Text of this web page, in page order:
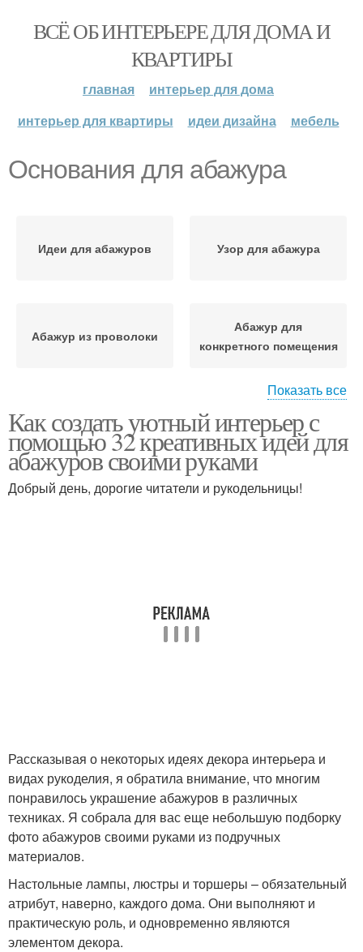
ВСЁ ОБ ИНТЕРЬЕРЕ ДЛЯ ДОМА И
КВАРТИРЫ
главная
интерьер для дома
интерьер для квартиры
идеи дизайна мебель
Основания для абажура
Идеи для абажуров Узор для абажура
Абажур из проволоки
Абажур для
конкретного помещения
Декор в абажур Уникальный абажур
Показать все
Как создать уютный интерьер с
помощью 32 креативных идей для
абажуров своими руками
Добрый день, дорогие читатели и рукодельницы!
Рассказывая о некоторых идеях декора интерьера и
видах рукоделия, я обратила внимание, что многим
понравилось украшение абажуров в различных
техниках. Я собрала для вас еще небольшую подборку
фото абажуров своими руками из подручных
материалов.
Настольные лампы, люстры и торшеры – обязательный
атрибут, наверно, каждого дома. Они выполняют и
практическую роль, и одновременно являются
элементом декора.